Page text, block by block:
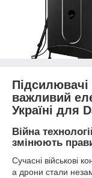
важливий
Україні для
Війна
змінюють
Сучасні військові
а дрони стали